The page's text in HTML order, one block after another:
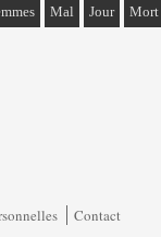
Mal Jour Mort
Contact